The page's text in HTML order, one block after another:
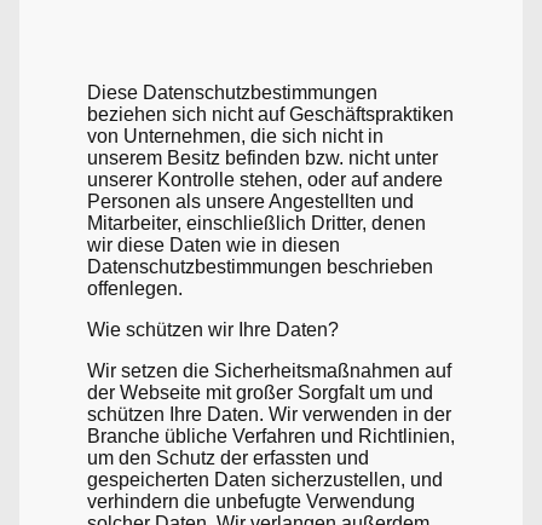
Diese Datenschutzbestimmungen
beziehen sich nicht auf Geschäftspraktiken
von Unternehmen, die sich nicht in
unserem Besitz befinden bzw. nicht unter
unserer Kontrolle stehen, oder auf andere
Personen als unsere Angestellten und
Mitarbeiter, einschließlich Dritter, denen
wir diese Daten wie in diesen
Datenschutzbestimmungen beschrieben
offenlegen.
Wie schützen wir Ihre Daten?
Wir setzen die Sicherheitsmaßnahmen auf
der Webseite mit großer Sorgfalt um und
schützen Ihre Daten. Wir verwenden in der
Branche übliche Verfahren und Richtlinien,
um den Schutz der erfassten und
gespeicherten Daten sicherzustellen, und
verhindern die unbefugte Verwendung